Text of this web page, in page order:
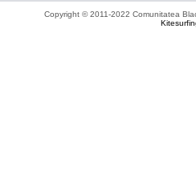
Copyright © 2011-2022 Comunitatea